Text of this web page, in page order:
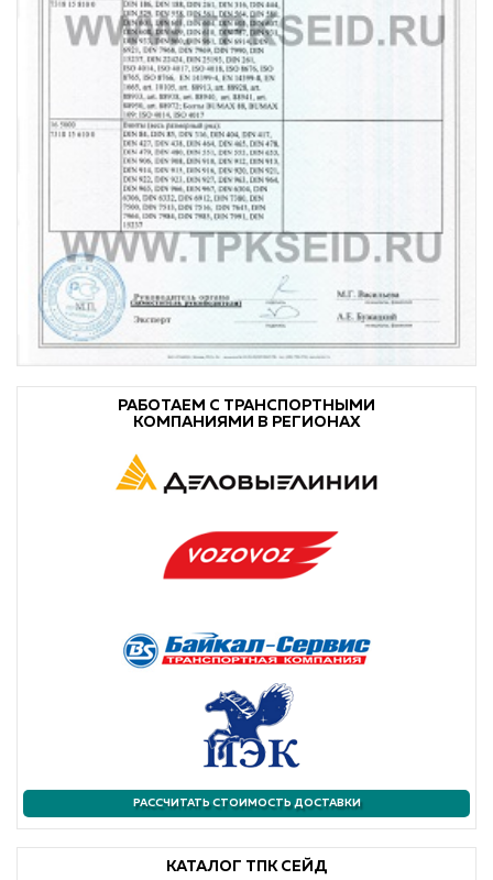
РАБОТАЕМ С ТРАНСПОРТНЫМИ
КОМПАНИЯМИ В РЕГИОНАХ
РАССЧИТАТЬ СТОИМОСТЬ ДОСТАВКИ
КАТАЛОГ ТПК СЕЙД